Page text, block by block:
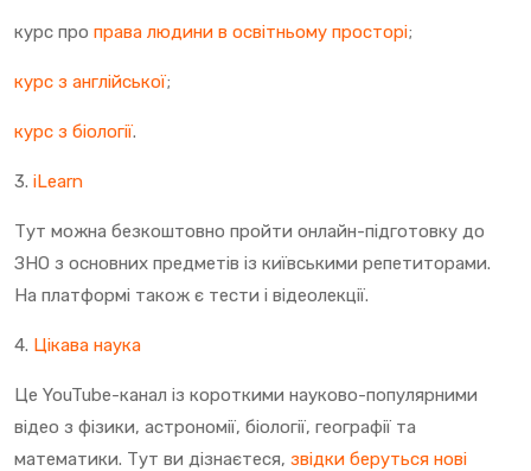
курс про права людини в освітньому просторі;
курс з англійської;
курс з біології.
3. iLearn
Тут можна безкоштовно пройти онлайн-підготовку до
ЗНО з основних предметів із київськими репетиторами.
На платформі також є тести і відеолекції.
4. Цікава наука
Це YouTube-канал із короткими науково-популярними
відео з фізики, астрономії, біології, географії та
математики. Тут ви дізнаєтеся, звідки беруться нові